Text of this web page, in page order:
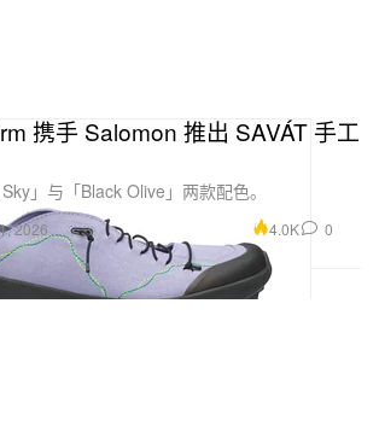
携手 Salomon 推出 SAVÁT 手工
」与「Black Olive」两款配色。
2026 4.0K 0